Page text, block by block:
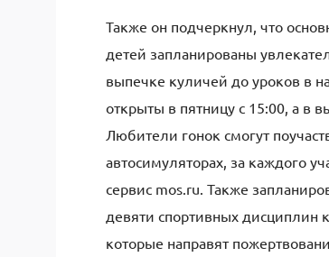
Также он подчеркнул, что
детей запланированы
выпечке куличей до уроков в
открыты в пятницу с 15:00, а в
Любители гонок смогут
автосимуляторах, за каждого
сервис mos.ru. Также
девяти спортивных дисциплин
которые направят